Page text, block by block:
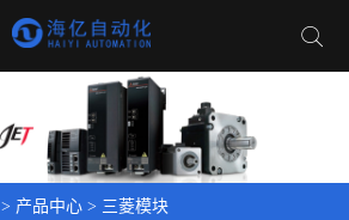
> 产品中心 > 三菱模块